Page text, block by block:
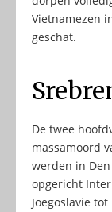
Vietnamezen
geschat.
De twee
massamoord
werden in
opgericht
Joegoslavië